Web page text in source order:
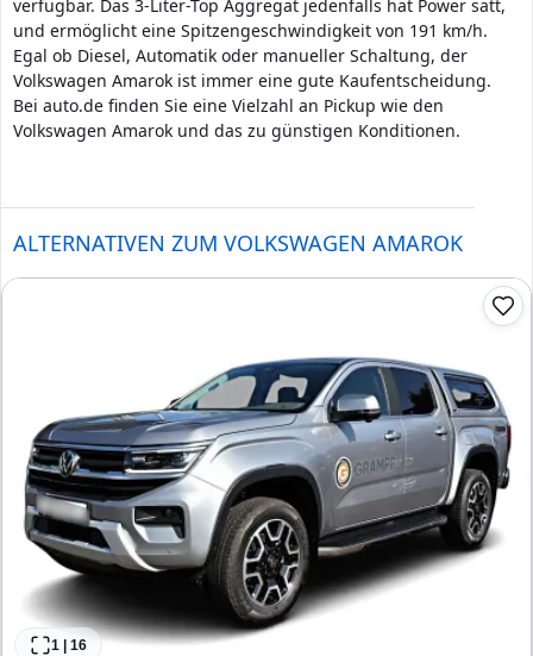
verfügbar. Das 3-Liter-Top Aggregat jedenfalls hat Power satt,
und ermöglicht eine Spitzengeschwindigkeit von 191 km/h.
Egal ob Diesel, Automatik oder manueller Schaltung, der
Volkswagen Amarok ist immer eine gute Kaufentscheidung.
Bei auto.de finden Sie eine Vielzahl an Pickup wie den
Volkswagen Amarok und das zu günstigen Konditionen.
ALTERNATIVEN ZUM VOLKSWAGEN AMAROK
1 16